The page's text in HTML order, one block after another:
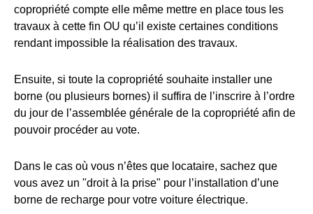
copropriété compte elle même mettre en place tous les
travaux à cette fin OU qu’il existe certaines conditions
rendant impossible la réalisation des travaux.
Ensuite, si toute la copropriété souhaite installer une
borne (ou plusieurs bornes) il suffira de l’inscrire à l’ordre
du jour de l’assemblée générale de la copropriété afin de
pouvoir procéder au vote.
Dans le cas où vous n’êtes que locataire, sachez que
vous avez un "droit à la prise" pour l’installation d’une
borne de recharge pour votre voiture électrique.